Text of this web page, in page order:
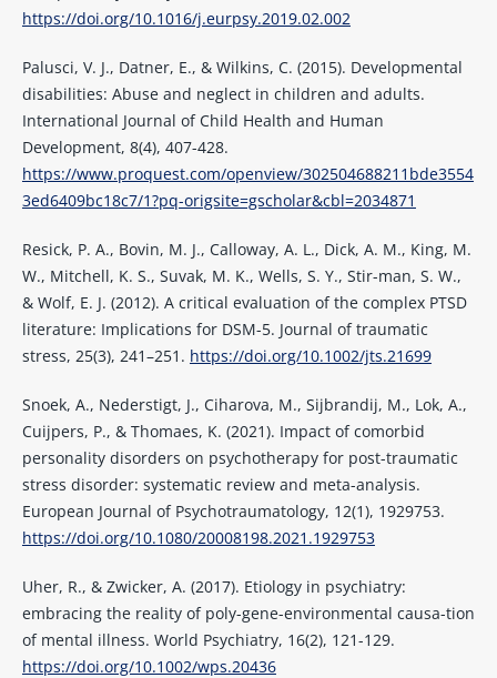
https://doi.org/10.1016/j.eurpsy.2019.02.002
Palusci, V. J., Datner, E., & Wilkins, C. (2015). Developmental
disabilities: Abuse and neglect in children and adults.
International Journal of Child Health and Human
Development, 8(4), 407-428.
https://www.proquest.com/openview/302504688211bde3554
3ed6409bc18c7/1?pq-origsite=gscholar&cbl=2034871
Resick, P. A., Bovin, M. J., Calloway, A. L., Dick, A. M., King, M.
W., Mitchell, K. S., Suvak, M. K., Wells, S. Y., Stir-man, S. W.,
& Wolf, E. J. (2012). A critical evaluation of the complex PTSD
literature: Implications for DSM-5. Journal of traumatic
stress, 25(3), 241–251. https://doi.org/10.1002/jts.21699
Snoek, A., Nederstigt, J., Ciharova, M., Sijbrandij, M., Lok, A.,
Cuijpers, P., & Thomaes, K. (2021). Impact of comorbid
personality disorders on psychotherapy for post-traumatic
stress disorder: systematic review and meta-analysis.
European Journal of Psychotraumatology, 12(1), 1929753.
https://doi.org/10.1080/20008198.2021.1929753
Uher, R., & Zwicker, A. (2017). Etiology in psychiatry:
embracing the reality of poly-gene-environmental causa-tion
of mental illness. World Psychiatry, 16(2), 121-129.
https://doi.org/10.1002/wps.20436